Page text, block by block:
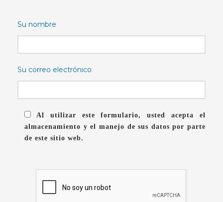
Su nombre
Su correo electrónico
Al utilizar este formulario, usted acepta el
almacenamiento y el manejo de sus datos por parte
de este sitio web.